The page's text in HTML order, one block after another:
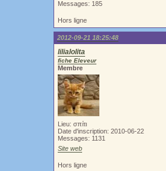
Messages: 185
Hors ligne
2012-09-21 18:25:48
lilialolita
fiche Eleveur
Membre
Lieu: σπίτι
Date d'inscription: 2010-06-22
Messages: 1131
Site web
Hors ligne